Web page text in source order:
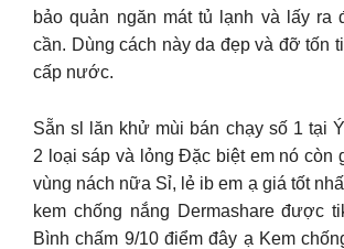
bảo quản ngăn mát tủ lạnh và lấy ra
cần. Dùng cách này da đẹp và đỡ tốn
cấp nước.
Sẵn sl lăn khử mùi bán chạy số 1 tại
2 loại sáp và lỏng Đặc biệt em nó còn
vùng nách nữa Sỉ, lẻ ib em ạ giá tốt
kem chống nắng Dermashare được
Bình chấm 9/10 điểm đây ạ Kem